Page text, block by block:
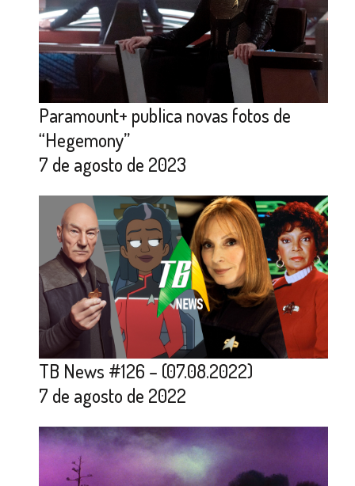
Paramount+ publica novas fotos de
“Hegemony”
7 de agosto de 2023
TB News #126 – (07.08.2022)
7 de agosto de 2022